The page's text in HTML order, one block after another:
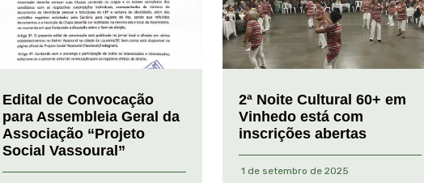
Edital de Convocação
para Assembleia Geral da
Associação “Projeto
Social Vassoural”
2ª Noite Cultural 60+ em
Vinhedo está com
inscrições abertas
1 de setembro de 2025